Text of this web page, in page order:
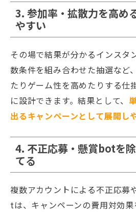
3. 参加率・拡散力を高め
やすい
その場で結果が分かるインスタ
数条件を組み合わせた抽選など
たりゲーム性を高めたりする仕
に設計できます。結果として、
出るキャンペーンとして展開し
4. 不正応募・懸賞botを
てる
複数アカウントによる不正応募
tは、キャンペーンの費用対効